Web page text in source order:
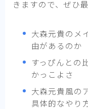
きますので、ぜひ
大森元貴のメ
由があるのか
すっぴんとの
かっこよさ
大森元貴風の
具体的なやり